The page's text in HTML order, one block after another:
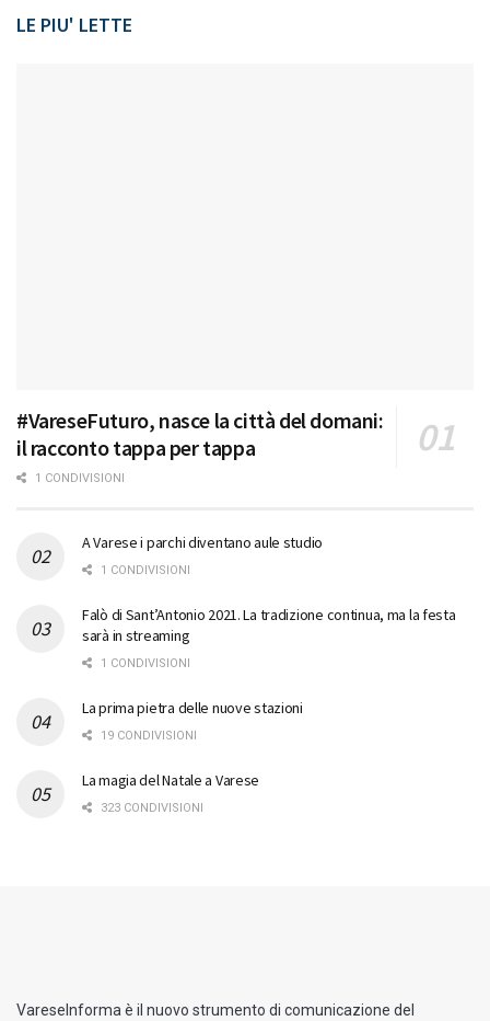
LE PIU' LETTE
#VareseFuturo, nasce la città del domani:
il racconto tappa per tappa
1 CONDIVISIONI
A Varese i parchi diventano aule studio
1 CONDIVISIONI
Falò di Sant’Antonio 2021. La tradizione continua, ma la festa
sarà in streaming
1 CONDIVISIONI
La prima pietra delle nuove stazioni
19 CONDIVISIONI
La magia del Natale a Varese
323 CONDIVISIONI
VareseInforma è il nuovo strumento di comunicazione del